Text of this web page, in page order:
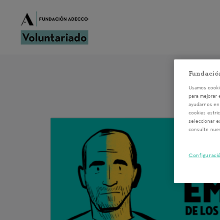
Usamos
para mejorar
ayudarnos
cookies
seleccionar
consulte